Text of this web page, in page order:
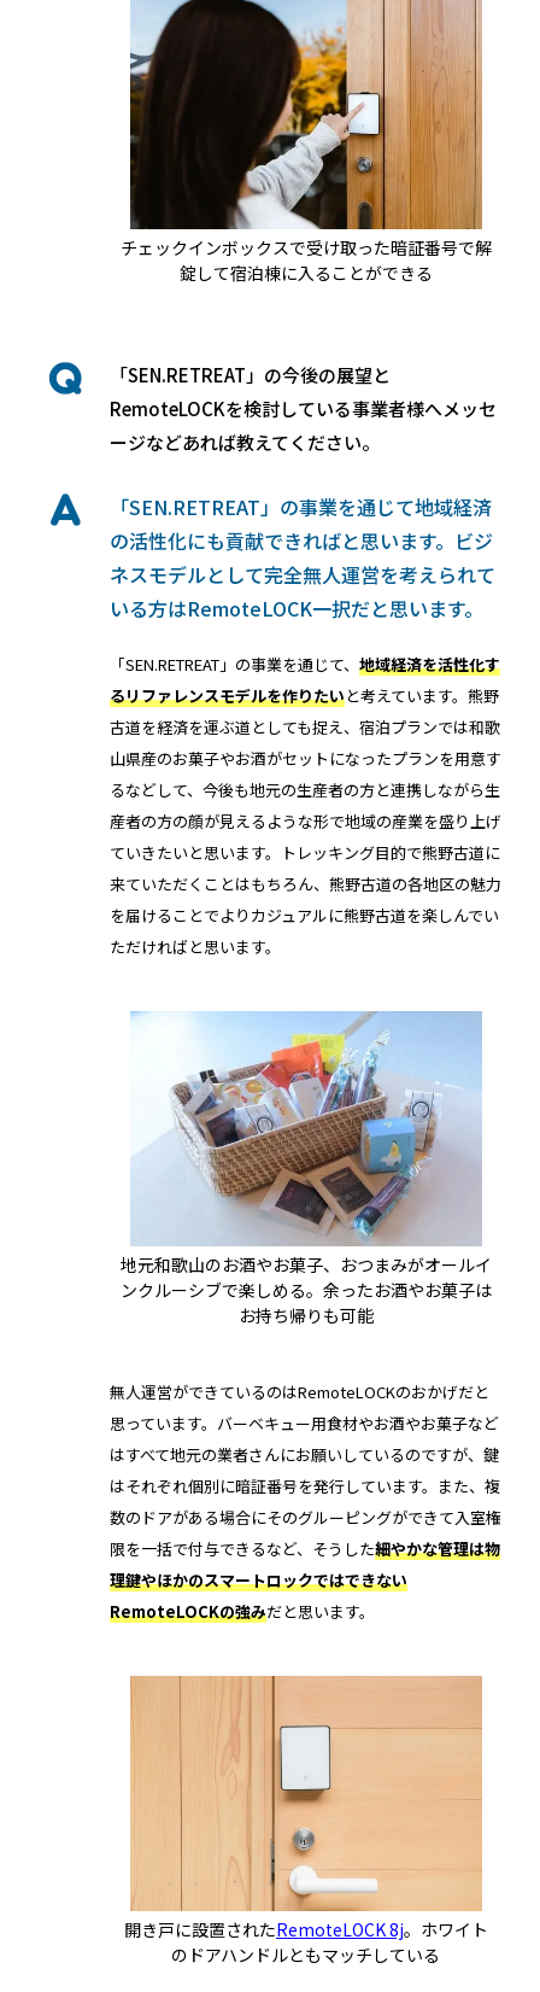
チェックインボックスで受け取った暗証番号で解
錠して宿泊棟に入ることができる
「SEN.RETREAT」の今後の展望と
RemoteLOCKを検討している事業者様へメッセ
ージなどあれば教えてください。
「SEN.RETREAT」の事業を通じて地域経済
の活性化にも貢献できればと思います。ビジ
ネスモデルとして完全無人運営を考えられて
いる方はRemoteLOCK一択だと思います。
「SEN.RETREAT」の事業を通じて、地域経済を活性化す
るリファレンスモデルを作りたいと考えています。熊野
古道を経済を運ぶ道としても捉え、宿泊プランでは和歌
山県産のお菓子やお酒がセットになったプランを用意す
るなどして、今後も地元の生産者の方と連携しながら生
産者の方の顔が見えるような形で地域の産業を盛り上げ
ていきたいと思います。トレッキング目的で熊野古道に
来ていただくことはもちろん、熊野古道の各地区の魅力
を届けることでよりカジュアルに熊野古道を楽しんでい
ただければと思います。
地元和歌山のお酒やお菓子、おつまみがオールイ
ンクルーシブで楽しめる。余ったお酒やお菓子は
お持ち帰りも可能
無人運営ができているのはRemoteLOCKのおかげだと
思っています。バーベキュー用食材やお酒やお菓子など
はすべて地元の業者さんにお願いしているのですが、鍵
はそれぞれ個別に暗証番号を発行しています。また、複
数のドアがある場合にそのグルーピングができて入室権
限を一括で付与できるなど、そうした細やかな管理は物
理鍵やほかのスマートロックではできない
RemoteLOCKの強みだと思います。
開き戸に設置されたRemoteLOCK 8j。ホワイト
のドアハンドルともマッチしている